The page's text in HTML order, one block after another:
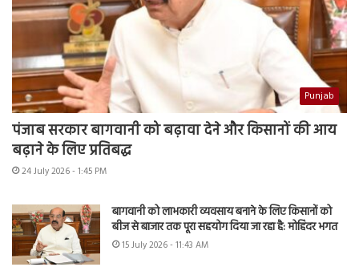
Punjab
पंजाब सरकार बागवानी को बढ़ावा देने और किसानों की आय
बढ़ाने के लिए प्रतिबद्ध
24 July 2026 - 1:45 PM
बागवानी को लाभकारी व्यवसाय बनाने के लिए किसानों को
बीज से बाजार तक पूरा सहयोग दिया जा रहा है: मोहिंदर भगत
15 July 2026 - 11:43 AM